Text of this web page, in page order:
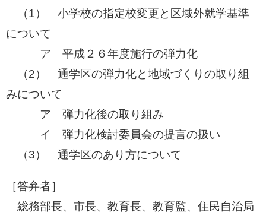
​ （1） 小学校の指定校変更と区域外就学基準
について
ア 平成２６年度施行の弾力化
（2） 通学区の弾力化と地域づくりの取り組
みについて
ア 弾力化後の取り組み
イ 弾力化検討委員会の提言の扱い
​ （3） 通学区のあり方について
［答弁者］
総務部長、市長、教育長、教育監、住民自治局